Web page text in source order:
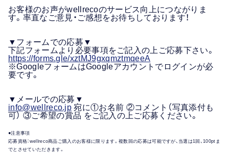
お客様のお声がwellrecoのサービス向上につながりま
す。率直なご意見・ご感想をお待ちしております！
▼フォームでの応募▼
下記フォームより必要事項をご記入の上ご応募下さい。
https://forms.gle/xztMJ9gxqmztmqeeA
※GoogleフォームはGoogleアカウントでログインが必
要です。
▼メールでの応募▼
info@wellreco.jp宛に①お名前 ②コメント（写真添付も
可） ③ご希望の賞品 をご記入の上ご応募ください。
●注意事項
応募資格：wellreco商品ご購入のお客様に限ります。複数回の応募は可能ですが、当選は1回、100ptま
でとさせていただきます。